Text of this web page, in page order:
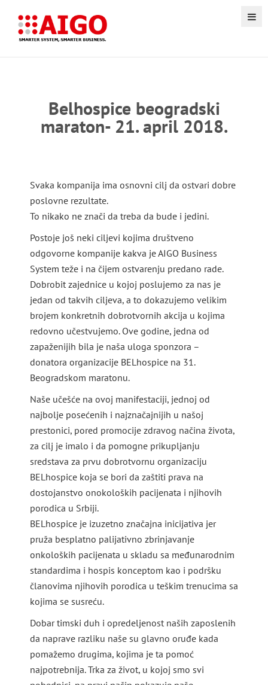
Belhospice beogradski
maraton- 21. april 2018.
Svaka kompanija ima osnovni cilj da ostvari dobre
poslovne rezultate.
To nikako ne znači da treba da bude i jedini.
Postoje još neki ciljevi kojima društveno
odgovorne kompanije kakva je AIGO Business
System teže i na čijem ostvarenju predano rade.
Dobrobit zajednice u kojoj poslujemo za nas je
jedan od takvih ciljeva, a to dokazujemo velikim
brojem konkretnih dobrotvornih akcija u kojima
redovno učestvujemo. Ove godine, jedna od
zapaženijih bila je naša uloga sponzora –
donatora organizacije BELhospice na 31.
Beogradskom maratonu.
Naše učešće na ovoj manifestaciji, jednoj od
najbolje posećenih i najznačajnijih u našoj
prestonici, pored promocije zdravog načina života,
za cilj je imalo i da pomogne prikupljanju
sredstava za prvu dobrotvornu organizaciju
BELhospice koja se bori da zaštiti prava na
dostojanstvo onokoloških pacijenata i njihovih
porodica u Srbiji.
BELhospice je izuzetno značajna inicijativa jer
pruža besplatno palijativno zbrinjavanje
onkoloških pacijenata u skladu sa međunarodnim
standardima i hospis konceptom kao i podršku
članovima njihovih porodica u teškim trenucima sa
kojima se susreću.
Dobar timski duh i opredeljenost naših zaposlenih
da naprave razliku naše su glavno oruđe kada
pomažemo drugima, kojima je ta pomoć
najpotrebnija. Trka za život, u kojoj smo svi